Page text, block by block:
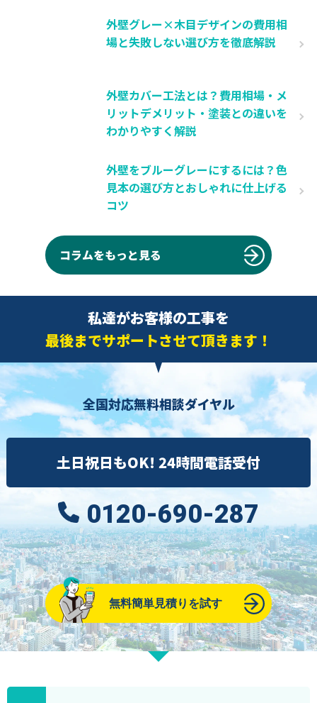
外壁グレー×木目デザインの費用相
場と失敗しない選び方を徹底解説
外壁カバー工法とは？費用相場・メ
リットデメリット・塗装との違いを
わかりやすく解説
外壁をブルーグレーにするには？色
見本の選び方とおしゃれに仕上げる
コツ
コラムをもっと見る
私達がお客様の工事を
最後までサポートさせて頂きます！
全国対応無料相談ダイヤル
土日祝日もOK! 24時間電話受付
0120-690-287
無料簡単見積りを試す